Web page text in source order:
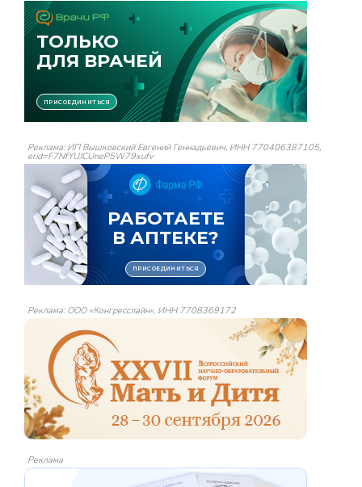
Реклама: ИП Вышковский Евгений Геннадьевич, ИНН 770406387105,
erid=F7NfYUJCUneP5W79xufv
Реклама: ООО «Конгресслайн», ИНН 7708369172
Реклама